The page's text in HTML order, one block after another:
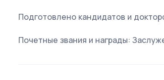
Подготовлено кандидатов и
Почетные звания и награды: